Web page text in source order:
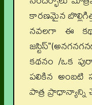
కారణమైన
నవలగా ఈ
కథనం /ఒక
పలికిన అంబటి
పాత్ర ప్రాధాన్యాన్ని